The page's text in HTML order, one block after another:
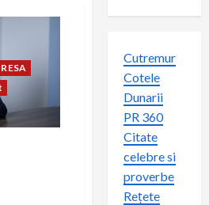
Cutremur
Cotele
Dunarii
PR 360
Citate
celebre si
proverbe
Rețete